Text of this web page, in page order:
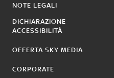
NOTE LEGALI
DICHIARAZIONE
ACCESSIBILITÀ
OFFERTA SKY MEDIA
CORPORATE